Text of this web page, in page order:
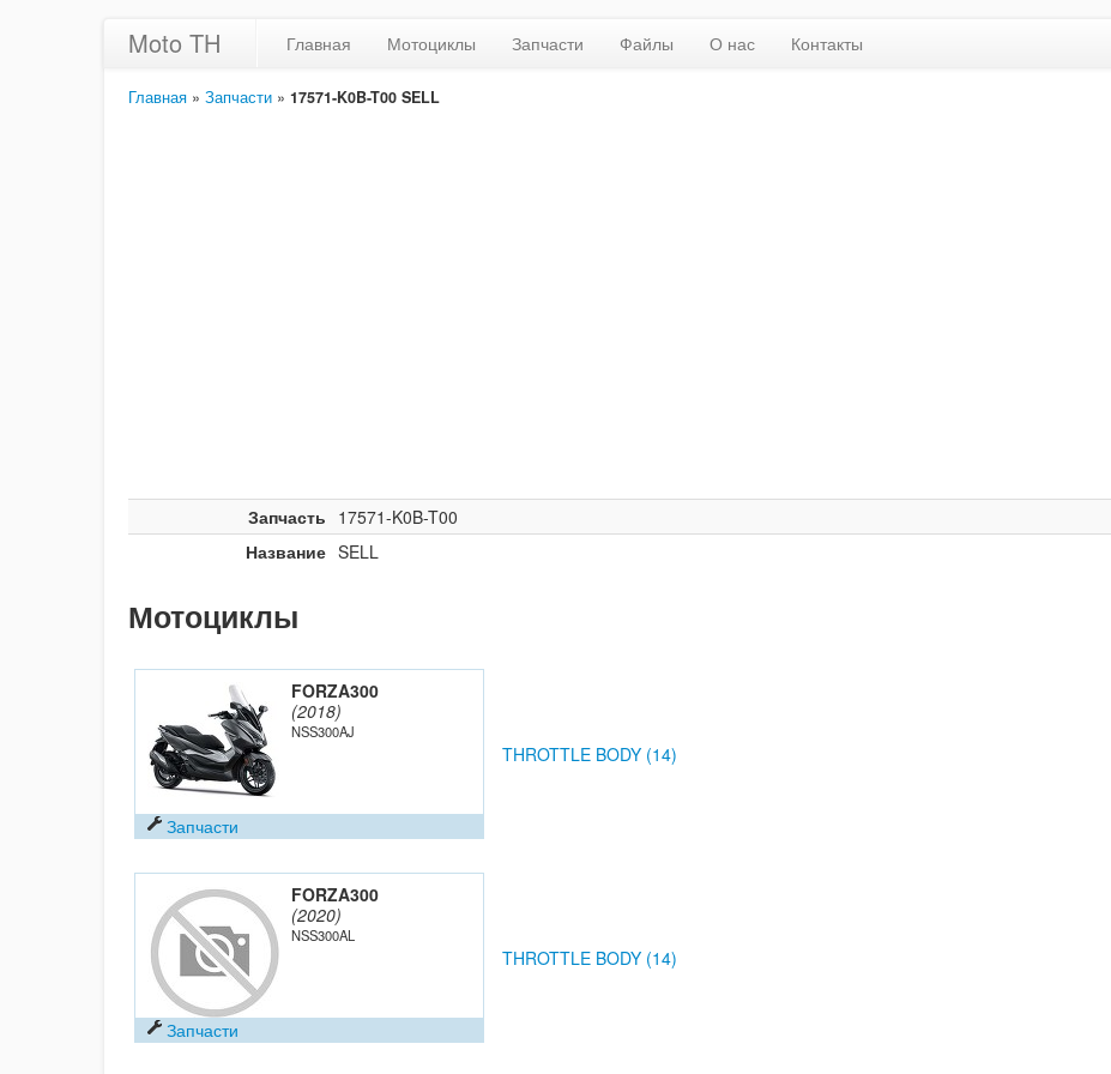
Moto TH Главная Мотоциклы Запчасти Файлы О нас Контакты
Главная » Запчасти » 17571-K0B-T00 SELL 
Запчасть 17571-K0B-T00
Название SELL 
Мотоциклы
FORZA300
(2018)
NSS300AJ
Запчасти
THROTTLE BODY (14)
FORZA300
(2020)
NSS300AL
Запчасти
THROTTLE BODY (14)